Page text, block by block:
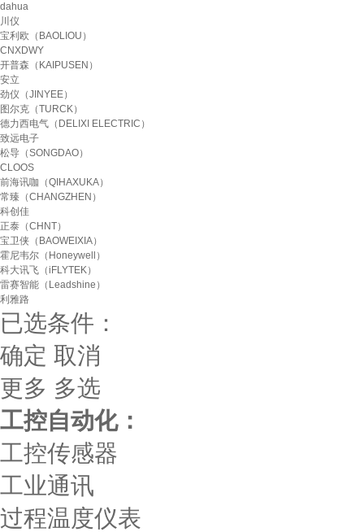
dahua
川仪
宝利欧（BAOLIOU）
CNXDWY
开普森（KAIPUSEN）
安立
劲仪（JINYEE）
图尔克（TURCK）
德力西电气（DELIXI ELECTRIC）
致远电子
松导（SONGDAO）
CLOOS
前海讯咖（QIHAXUKA）
常臻（CHANGZHEN）
科创佳
正泰（CHNT）
宝卫侠（BAOWEIXIA）
霍尼韦尔（Honeywell）
科大讯飞（iFLYTEK）
雷赛智能（Leadshine）
利雅路
已选条件：
确定 取消
更多 多选
工控自动化：
工控传感器
工业通讯
过程温度仪表